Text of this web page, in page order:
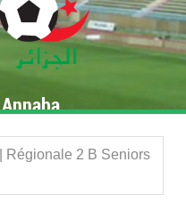
Régionale 2 B Seniors